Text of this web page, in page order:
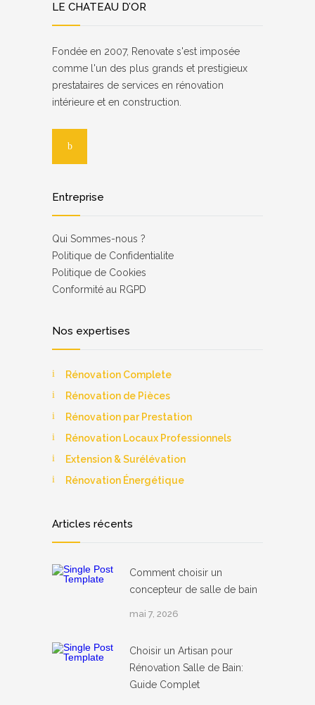
LE CHATEAU D’OR
Fondée en 2007, Renovate s'est imposée
comme l'un des plus grands et prestigieux
prestataires de services en rénovation
intérieure et en construction.
Entreprise
Qui Sommes-nous ?
Роlіtіquе dе Соnfіdеntіаlіtе
Politique de Cookies
Соnfоrmіté аu RGРD
Nos expertises
Rénovation Complete
Rénovation de Pièces
Rénovation par Prestation
Rénovation Locaux Professionnels
Extension & Surélévation
Rénovation Énergétique
Articles récents
Comment choisir un
concepteur de salle de bain
mai 7, 2026
Choisir un Artisan pour
Rénovation Salle de Bain:
Guide Complet